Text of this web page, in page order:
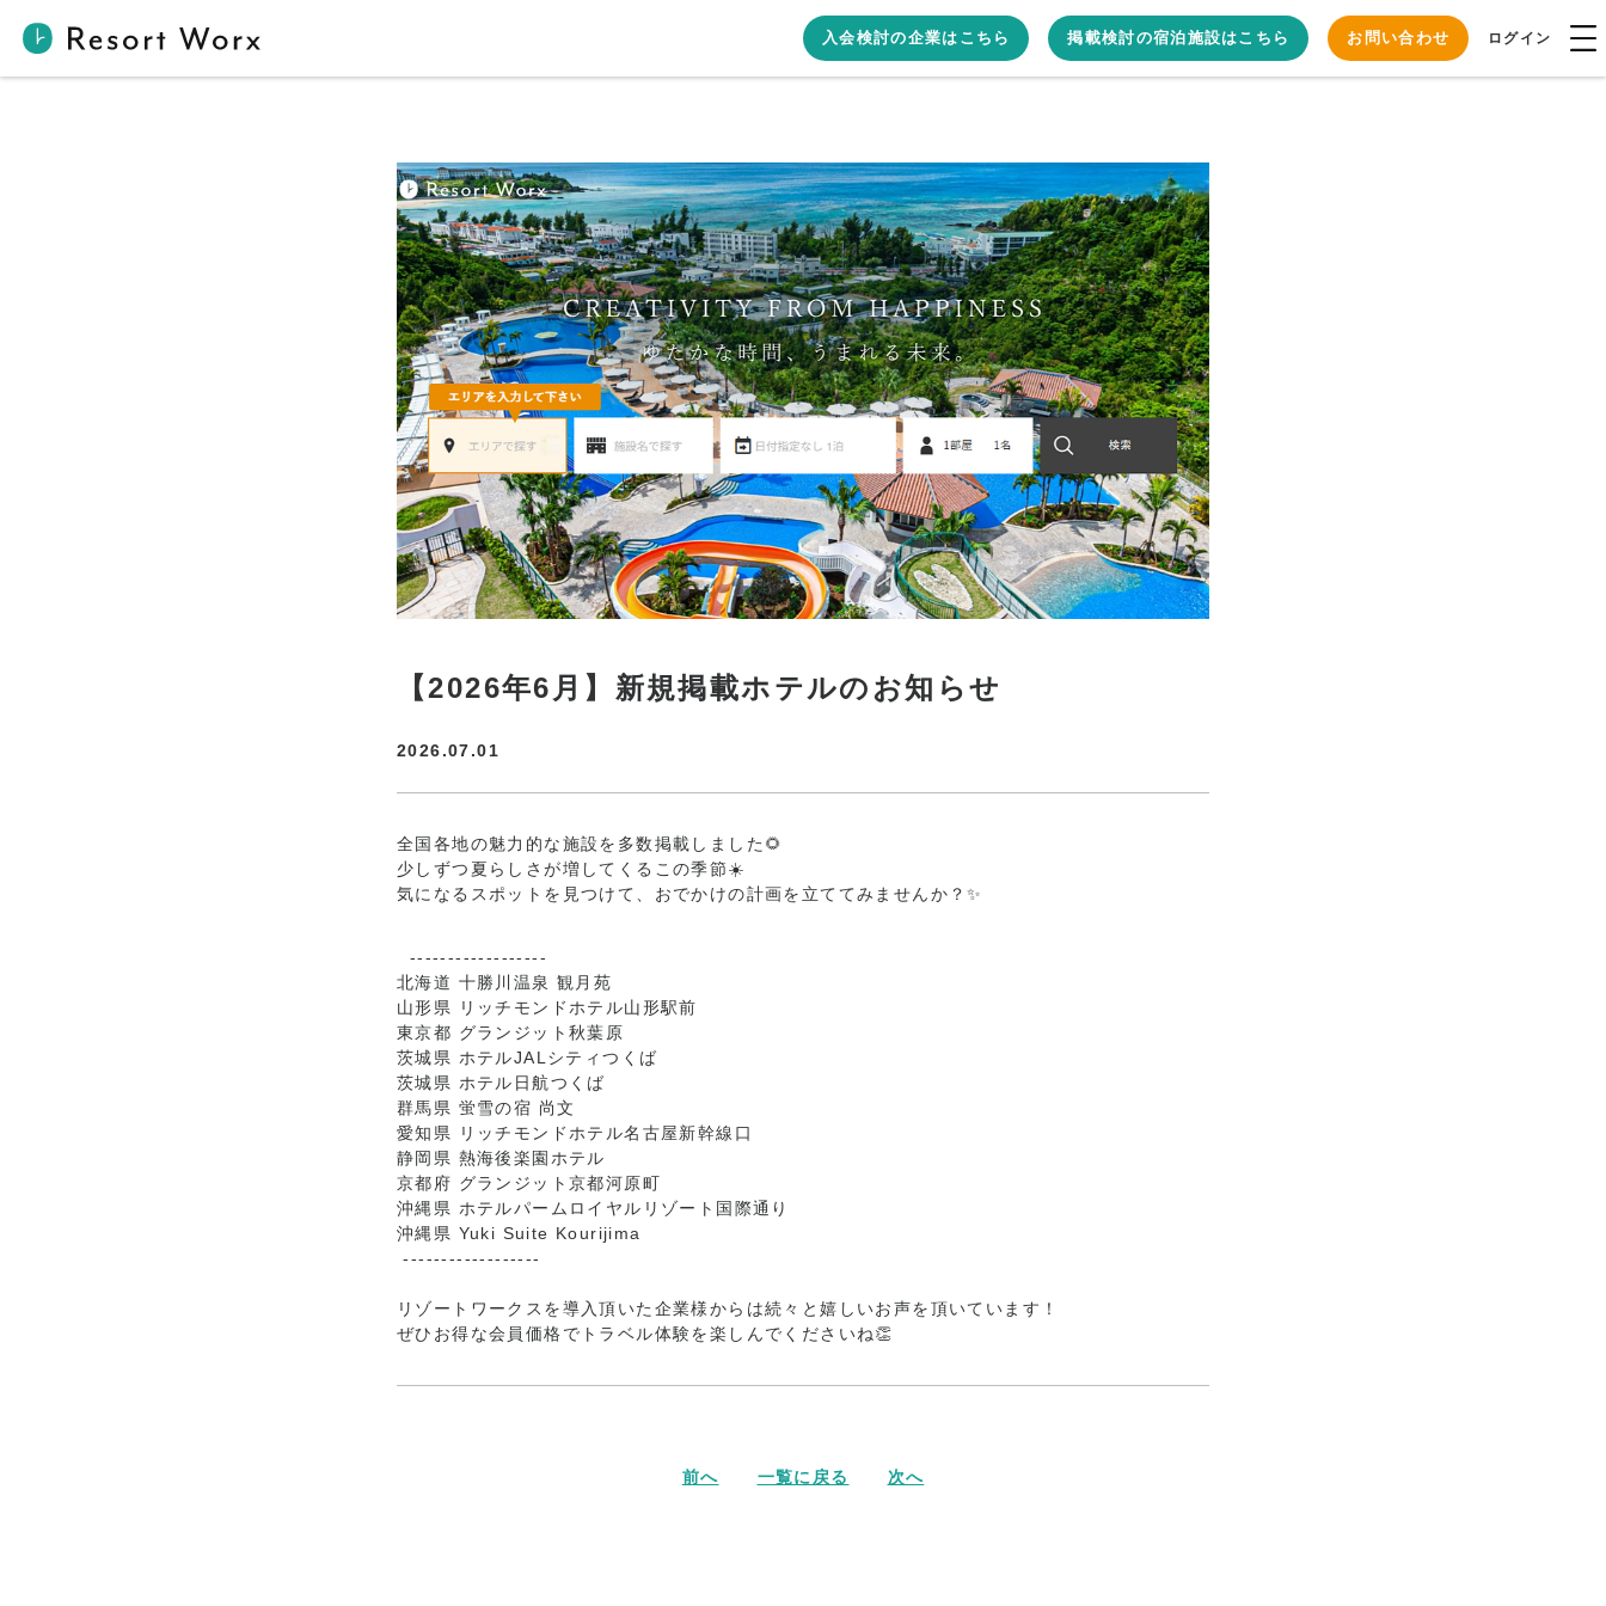
入会検討の企業はこちら 掲載検討の宿泊施設はこちら お問い合わせ ログイン
【2026年6月】新規掲載ホテルのお知らせ
2026.07.01
全国各地の魅力的な施設を多数掲載しました🌻
少しずつ夏らしさが増してくるこの季節☀️
気になるスポットを見つけて、おでかけの計画を立ててみませんか？✨
------------------
北海道 十勝川温泉 観月苑
山形県 リッチモンドホテル山形駅前
東京都 グランジット秋葉原
茨城県 ホテルJALシティつくば
茨城県 ホテル日航つくば
群馬県 蛍雪の宿 尚文
愛知県 リッチモンドホテル名古屋新幹線口
静岡県 熱海後楽園ホテル
京都府 グランジット京都河原町
沖縄県 ホテルパームロイヤルリゾート国際通り
沖縄県 Yuki Suite Kourijima
------------------
リゾートワークスを導入頂いた企業様からは続々と嬉しいお声を頂いています！
ぜひお得な会員価格でトラベル体験を楽しんでくださいね👏
前へ 一覧に戻る 次へ